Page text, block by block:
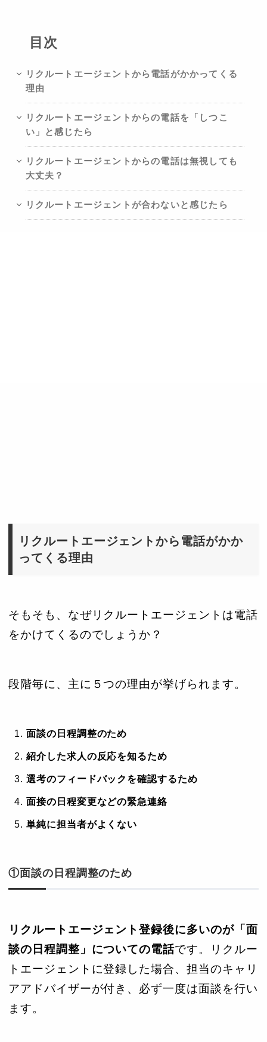
目次
リクルートエージェントから電話がかかってくる
理由
リクルートエージェントからの電話を「しつこ
い」と感じたら
リクルートエージェントからの電話は無視しても
大丈夫？
リクルートエージェントが合わないと感じたら
リクルートエージェントから電話がかか
ってくる理由
そもそも、なぜリクルートエージェントは電話
をかけてくるのでしょうか？
段階毎に、主に５つの理由が挙げられます。
面談の日程調整のため
紹介した求人の反応を知るため
選考のフィードバックを確認するため
面接の日程変更などの緊急連絡
単純に担当者がよくない
①面談の日程調整のため
リクルートエージェント登録後に多いのが「面
談の日程調整」についての電話です。リクルー
トエージェントに登録した場合、担当のキャリ
アアドバイザーが付き、必ず一度は面談を行い
ます。